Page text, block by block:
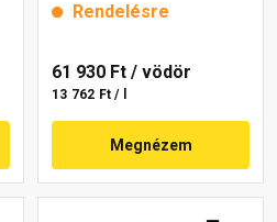
Rendelésre
61 930 Ft / vödör
13 762 Ft / l
Megnézem